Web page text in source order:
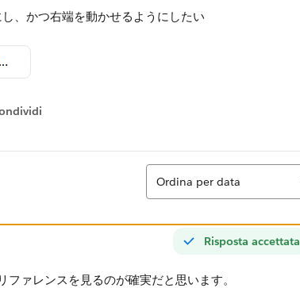
日付スライダーフィルターで右端を最終日にする.twb
menu
Ordina
Ordina per data
Risposta accettata
ァレンスを見るのが確実だと思います。